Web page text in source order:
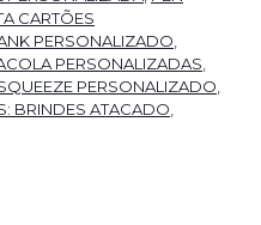
CARTÕES
PERSONALIZADO
PERSONALIZADAS
PERSONALIZADO
BRINDES ATACADO